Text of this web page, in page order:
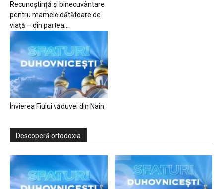
Recunoștință și binecuvântare
pentru mamele dătătoare de
viață – din partea...
Învierea Fiului văduvei din Nain
Descoperă ortodoxia